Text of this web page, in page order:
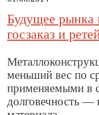
Будущее рынка
госзаказ и
меньший вес по
применяемыми в
долговечность —